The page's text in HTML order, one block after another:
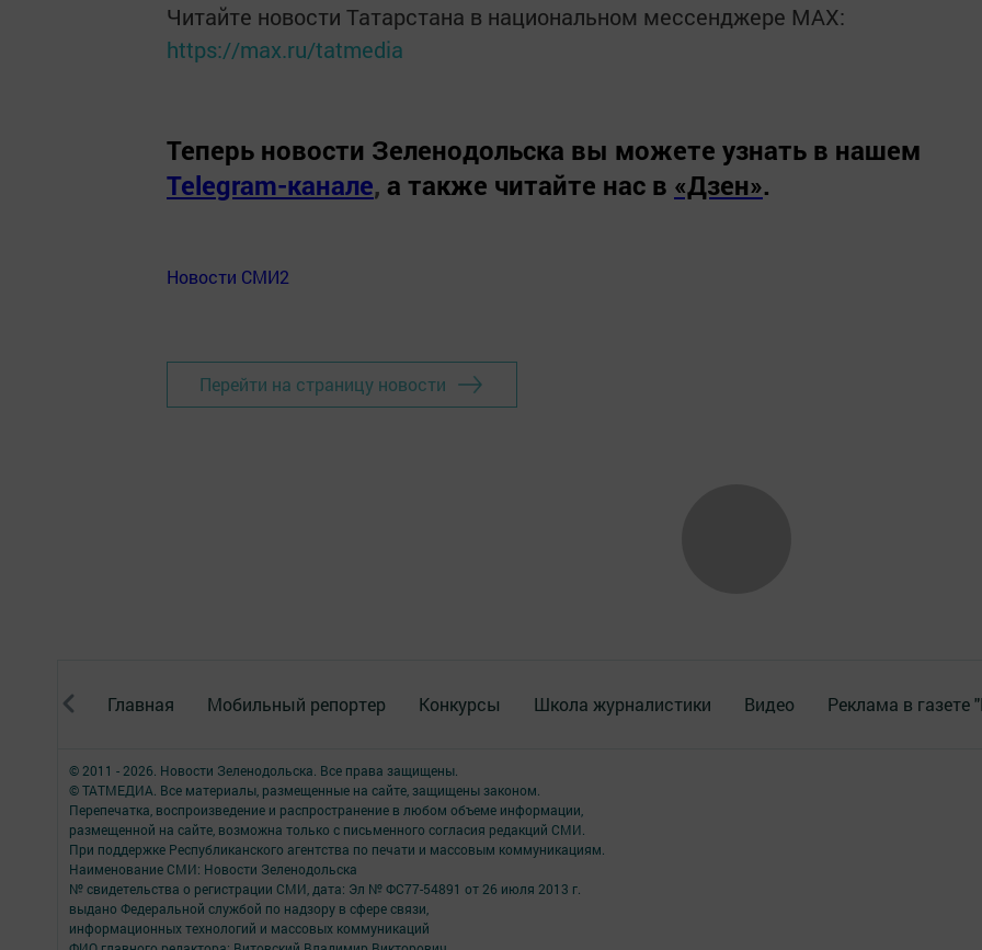
Читайте новости Татарстана в национальном мессенджере MАХ:
https://max.ru/tatmedia
Теперь новости Зеленодольска вы можете узнать в нашем
Telegram-канале, а также читайте нас в «Дзен».
Новости СМИ2
Перейти на страницу новости
Главная Мобильный репортер Конкурсы Школа журналистики Видео Реклама в
© 2011 - 2026. Новости Зеленодольска. Все права защищены.
© ТАТМЕДИА. Все материалы, размещенные на сайте, защищены законом.
Перепечатка, воспроизведение и распространение в любом объеме информации,
размещенной на сайте, возможна только с письменного согласия редакций СМИ.
При поддержке Республиканского агентства по печати и массовым коммуникациям.
Наименование СМИ: Новости Зеленодольска
№ свидетельства о регистрации СМИ, дата: Эл № ФС77-54891 от 26 июля 2013 г.
выдано Федеральной службой по надзору в сфере связи,
информационных технологий и массовых коммуникаций